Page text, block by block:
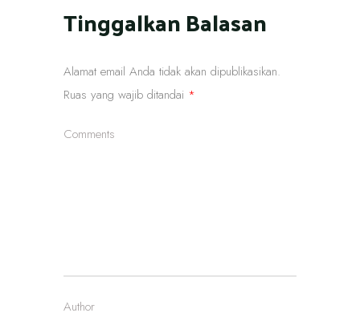
Tinggalkan Balasan
Alamat email Anda tidak akan dipublikasikan.
Ruas yang wajib ditandai *